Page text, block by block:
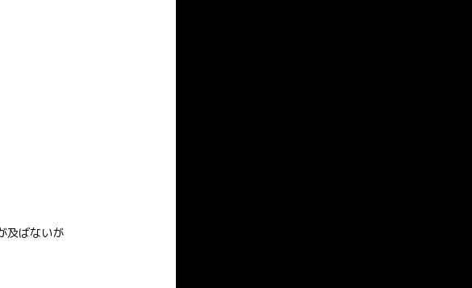
及ばないが